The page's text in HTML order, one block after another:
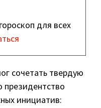
для всех
сочетать твердую
президентство
инициатив: